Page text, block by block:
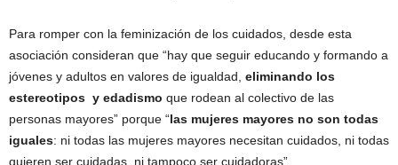
Para romper con la feminización de los cuidados, desde esta
asociación consideran que “hay que seguir educando y formando a
jóvenes y adultos en valores de igualdad, eliminando los
estereotipos y edadismo que rodean al colectivo de las
personas mayores” porque “las mujeres mayores no son todas
iguales: ni todas las mujeres mayores necesitan cuidados, ni todas
quieren ser cuidadas, ni tampoco ser cuidadoras”.